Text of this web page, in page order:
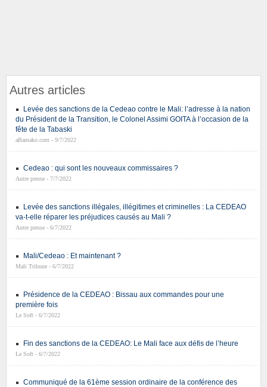
Autres articles
Levée des sanctions de la Cedeao contre le Mali: l’adresse à la nation
du Président de la Transition, le Colonel Assimi GOITA à l’occasion de la
fête de la Tabaski
aBamako.com - 9/7/2022
Cedeao : qui sont les nouveaux commissaires ?
Autre presse - 7/7/2022
Levée des sanctions illégales, illégitimes et criminelles : La CEDEAO
va-t-elle réparer les préjudices causés au Mali ?
Autre presse - 6/7/2022
Mali/Cedeao : Et maintenant ?
Mali Tribune - 6/7/2022
Présidence de la CEDEAO : Bissau aux commandes pour une
première fois
Le Soft - 6/7/2022
Fin des sanctions de la CEDEAO: Le Mali face aux défis de l’heure
Le Soft - 6/7/2022
Communiqué de la 61ème session ordinaire de la conférence des